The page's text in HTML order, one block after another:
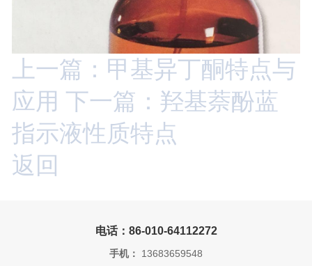
上一篇：甲基异丁酮特点与
应用 下一篇：羟基萘酚蓝
指示液性质特点
返回
电话：86-010-64112272
手机： 13683659548